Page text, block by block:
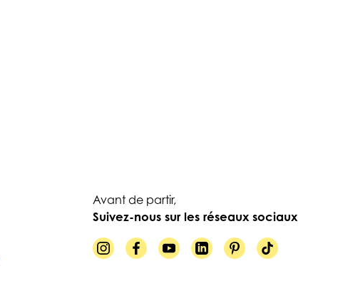
Avant de partir,
Suivez-nous sur les réseaux sociaux